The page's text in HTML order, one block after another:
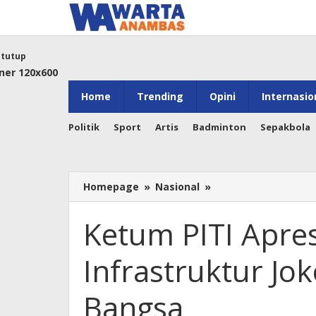
konten
Home Trending Opini
Politik Sport Artis Badminton Sepakbola
tutup
Homepage » Nasional »
PITI
Pembangunan
Infrastruktur
Jokowi
sebagai
Ketum PITI
Infrastruktur
Bangsa